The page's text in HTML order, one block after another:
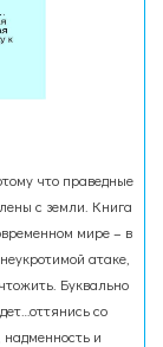
что праведные
с земли. Книга
мире – в
атаке,
Буквально
со
и